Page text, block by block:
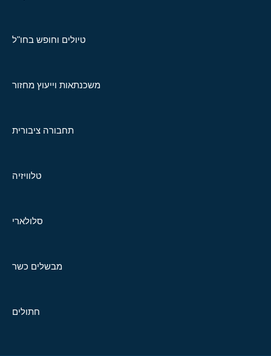
טיולים וחופש בחו"ל
משכנתאות וייעוץ מחזור
תחבורה ציבורית
טלוויזיה
סלולארי
מבשלים כשר
חתולים